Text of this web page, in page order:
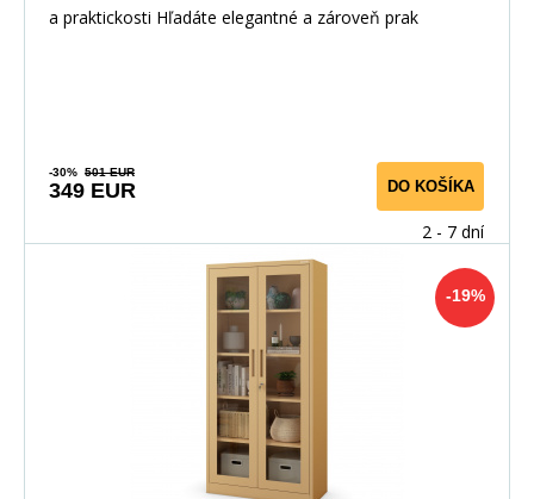
a praktickosti Hľadáte elegantné a zároveň prak
-30% 501 EUR
349 EUR DO KOŠÍKA
2 - 7 dní
-19%